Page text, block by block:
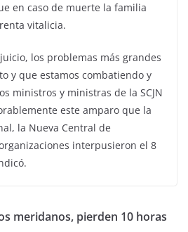
en caso de muerte la familia
vitalicia.
los problemas más grandes
y que estamos combatiendo y
ministros y ministras de la SCJN
este amparo que la
la Nueva Central de
interpusieron el 8
meridanos, pierden 10 horas